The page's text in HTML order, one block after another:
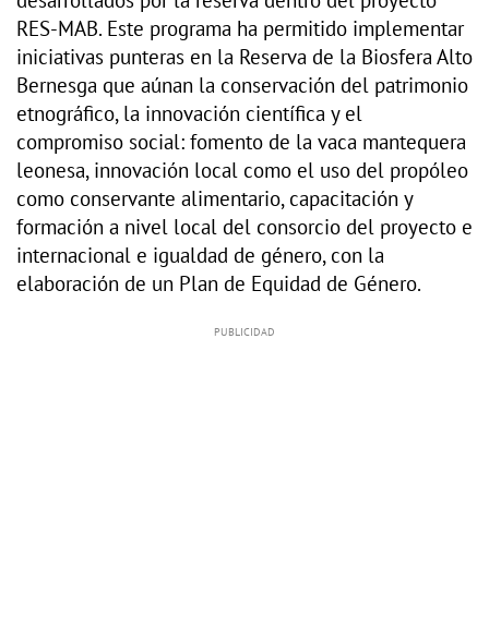
RES-MAB. Este programa ha permitido implementar
iniciativas punteras en la Reserva de la Biosfera Alto
Bernesga que aúnan la conservación del patrimonio
etnográfico, la innovación científica y el
compromiso social: fomento de la vaca mantequera
leonesa, innovación local como el uso del propóleo
como conservante alimentario, capacitación y
formación a nivel local del consorcio del proyecto e
internacional e igualdad de género, con la
elaboración de un Plan de Equidad de Género.